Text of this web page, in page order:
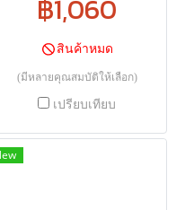
฿1,060
สินค้าหมด
(มีหลายคุณสมบัติให้เลือก)
เปรียบเทียบ